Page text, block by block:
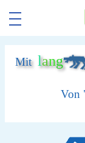
Mit lang
Von